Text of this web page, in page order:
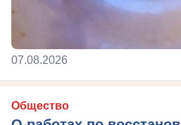
07.08.2026
Общество